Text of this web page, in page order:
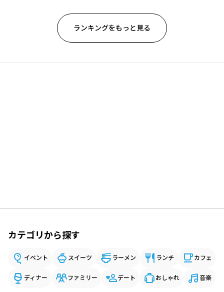
ランキングをもっと見る
カテゴリから探す
イベント スイーツ ラーメン ランチ カフェ
ディナー ファミリー デート おしゃれ 音楽